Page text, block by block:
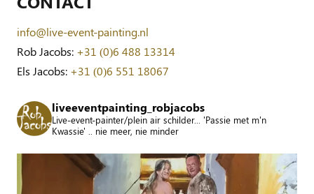
info@live-event-painting.nl
Rob Jacobs: +31 (0)6 488 13314
Els Jacobs: +31 (0)6 551 18067
liveeventpainting_robjacobs
Live-event-painter/plein air schilder... 'Passie met m'n
Kwassie' .. nie meer, nie minder